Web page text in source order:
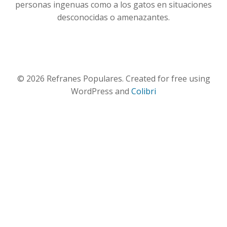
personas ingenuas como a los gatos en situaciones
desconocidas o amenazantes.
© 2026 Refranes Populares. Created for free using
WordPress and Colibri